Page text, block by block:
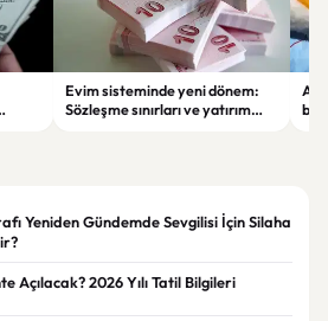
Evim sisteminde yeni dönem:
Sözleşme sınırları ve yatırım
Yeniden Gündemde Sevgilisi İçin Silaha
Açılacak? 2026 Yılı Tatil Bilgileri